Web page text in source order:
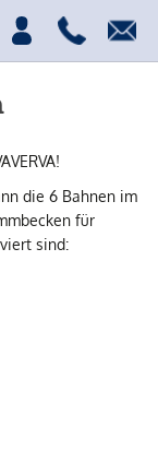
die 6 Bahnen im
für
sind: